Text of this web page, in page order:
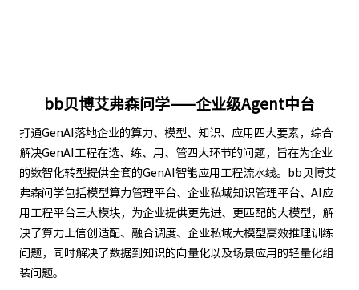
bb贝博艾弗森问学——企业级Agent中台
打通GenAI落地企业的算力、模型、知识、应用四大要素，综合
解决GenAI工程在选、练、用、管四大环节的问题，旨在为企业
的数智化转型提供全套的GenAI智能应用工程流水线。bb贝博艾
弗森问学包括模型算力管理平台、企业私域知识管理平台、AI应
用工程平台三大模块，为企业提供更先进、更匹配的大模型，解
决了算力上信创适配、融合调度、企业私域大模型高效推理训练
问题，同时解决了数据到知识的向量化以及场景应用的轻量化组
装问题。